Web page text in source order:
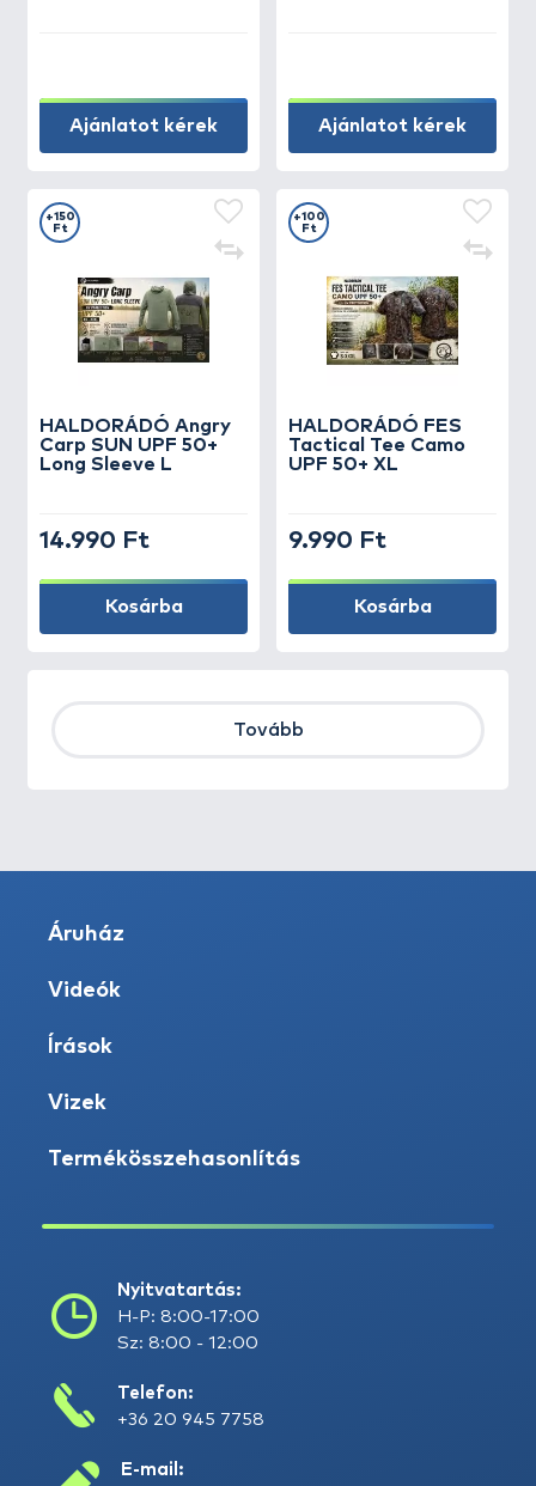
Ajánlatot kérek Ajánlatot kérek
HALDORÁDÓ Angry
Carp SUN UPF 50+
Long Sleeve L
+150
Ft
14.990 Ft
Kosárba
HALDORÁDÓ FES
Tactical Tee Camo
UPF 50+ XL
+100
Ft
9.990 Ft
Kosárba
Tovább
Áruház
Videók
Írások
Vizek
Termékösszehasonlítás
Nyitvatartás:
H-P: 8:00-17:00
Sz: 8:00 - 12:00
Telefon:
+36 20 945 7758
E-mail: